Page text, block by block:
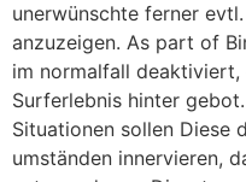
unerwünschte ferner
anzuzeigen. As part of
im normalfall
Surferlebnis hinter
Situationen sollen Diese
umständen innervieren,